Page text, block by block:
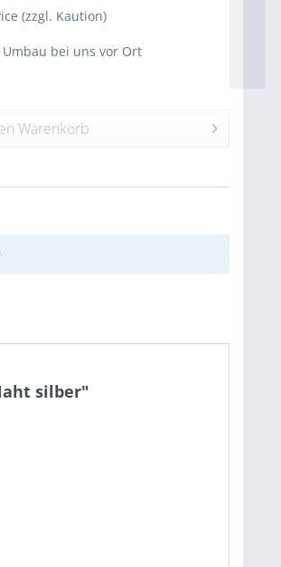
(zzgl. Kaution)
bei uns vor Ort
Warenkorb
silber"